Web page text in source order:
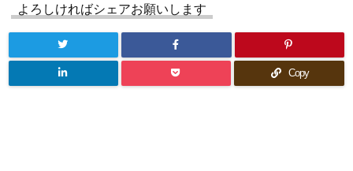
よろしければシェアお願いします
Copy